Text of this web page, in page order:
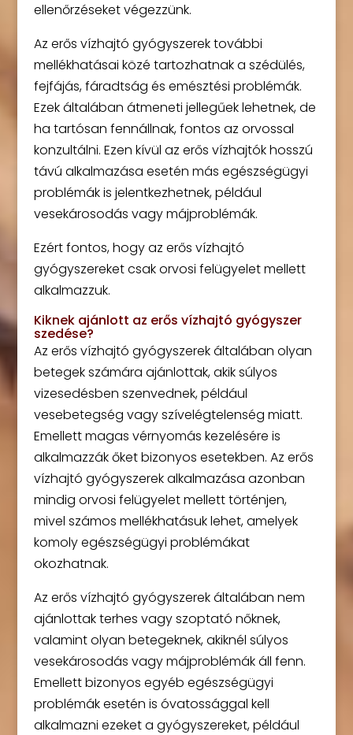
ellenőrzéseket végezzünk.
Az erős vízhajtó gyógyszerek további
mellékhatásai közé tartozhatnak a szédülés,
fejfájás, fáradtság és emésztési problémák.
Ezek általában átmeneti jellegűek lehetnek, de
ha tartósan fennállnak, fontos az orvossal
konzultálni. Ezen kívül az erős vízhajtók hosszú
távú alkalmazása esetén más egészségügyi
problémák is jelentkezhetnek, például
vesekárosodás vagy májproblémák.
Ezért fontos, hogy az erős vízhajtó
gyógyszereket csak orvosi felügyelet mellett
alkalmazzuk.
Kiknek ajánlott az erős vízhajtó gyógyszer
szedése?
Az erős vízhajtó gyógyszerek általában olyan
betegek számára ajánlottak, akik súlyos
vizesedésben szenvednek, például
vesebetegség vagy szívelégtelenség miatt.
Emellett magas vérnyomás kezelésére is
alkalmazzák őket bizonyos esetekben. Az erős
vízhajtó gyógyszerek alkalmazása azonban
mindig orvosi felügyelet mellett történjen,
mivel számos mellékhatásuk lehet, amelyek
komoly egészségügyi problémákat
okozhatnak.
Az erős vízhajtó gyógyszerek általában nem
ajánlottak terhes vagy szoptató nőknek,
valamint olyan betegeknek, akiknél súlyos
vesekárosodás vagy májproblémák áll fenn.
Emellett bizonyos egyéb egészségügyi
problémák esetén is óvatossággal kell
alkalmazni ezeket a gyógyszereket, például